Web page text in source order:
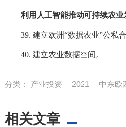
利用人工智能推动可持续农业
39. 建立欧洲“数据农业”公私
40. 建立农业数据空间。
分类： 产业投资 2021 中东欧
相关文章